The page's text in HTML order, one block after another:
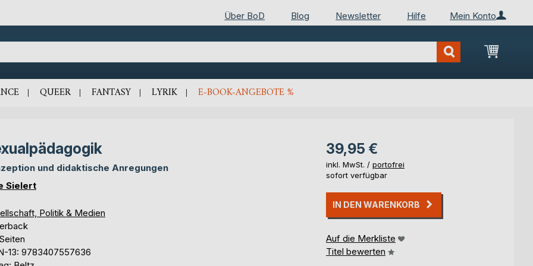
Mein Konto
Über BoD Blog Newsletter Hilfe
Mein
QUEER FANTASY LYRIK E-BOOK-ANGEBOTE %
und didaktische Anregungen
Sielert
Politik & Medien
13: 9783407557636
39,95 €
inkl. MwSt. / portofrei
sofort verfügbar
IN DEN WARENKORB
Auf die Merkliste
Titel bewerten